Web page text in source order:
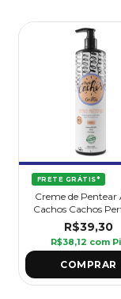
FRETE GRÁTIS*
Creme de Pentear
Cachos Cachos
1L - Griffus
R$39,30
R$38,12 com